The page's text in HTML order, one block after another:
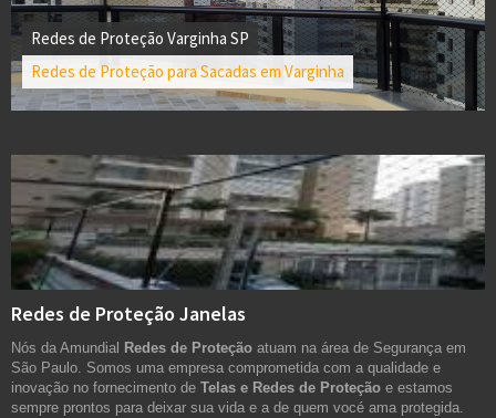
Redes de Proteção Varginha SP
Redes de Proteção para Sacadas em Varginha
Redes de Proteção Janelas
Nós da Amundial Redes de Proteção atuam na área de Segurança em
São Paulo. Somos uma empresa comprometida com a qualidade e
inovação no fornecimento de Telas e Redes de Proteção e estamos
sempre prontos para deixar sua vida e a de quem vocé ama protegida.